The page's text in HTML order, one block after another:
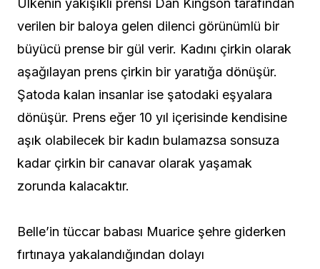
Ülkenin yakışıklı prensi Dan Kingson tarafından
verilen bir baloya gelen dilenci görünümlü bir
büyücü prense bir gül verir. Kadını çirkin olarak
aşağılayan prens çirkin bir yaratığa dönüşür.
Şatoda kalan insanlar ise şatodaki eşyalara
dönüşür. Prens eğer 10 yıl içerisinde kendisine
aşık olabilecek bir kadın bulamazsa sonsuza
kadar çirkin bir canavar olarak yaşamak
zorunda kalacaktır.
Belle’in tüccar babası Muarice şehre giderken
fırtınaya yakalandığından dolayı